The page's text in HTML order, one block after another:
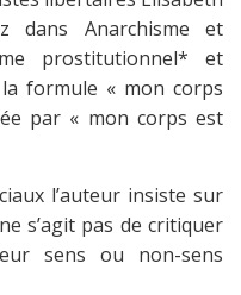
dans Anarchisme et
prostitutionnel* et
formule « mon corps
par « mon corps est
l’auteur insiste sur
s’agit pas de critiquer
sens ou non-sens